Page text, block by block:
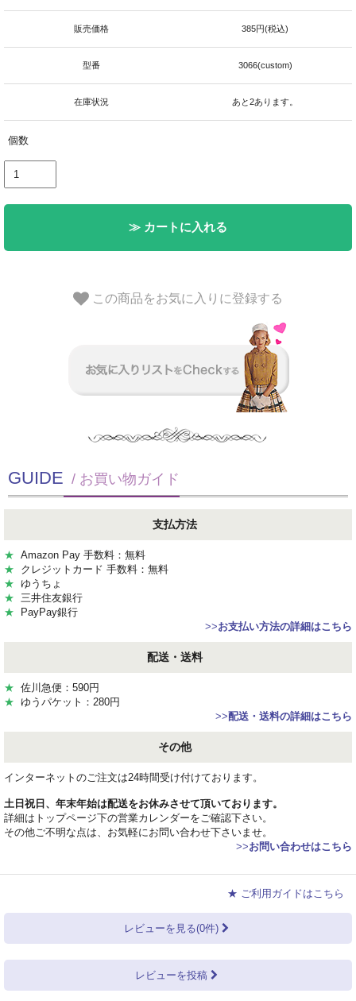
販売価格 385円(税込)
型番 3066(custom)
在庫状況 あと2あります。
個数
≫ カートに入れる
この商品をお気に入りに登録する
GUIDE / お買い物ガイド
支払方法
★ Amazon Pay 手数料：無料
★ クレジットカード 手数料：無料
★ ゆうちょ
★ 三井住友銀行
★ PayPay銀行
>>お支払い方法の詳細はこちら
配送・送料
★ 佐川急便：590円
★ ゆうパケット：280円
>>配送・送料の詳細はこちら
その他
インターネットのご注文は24時間受け付けております。
土日祝日、年末年始は配送をお休みさせて頂いております。
詳細はトップページ下の営業カレンダーをご確認下さい。
その他ご不明な点は、お気軽にお問い合わせ下さいませ。
>>お問い合わせはこちら
★ ご利用ガイドはこちら
レビューを見る(0件)
レビューを投稿